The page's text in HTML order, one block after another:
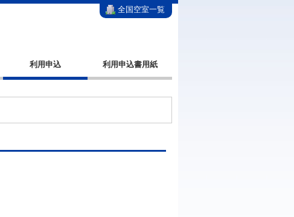
全国空室一覧
利用申込 利用申込書用紙